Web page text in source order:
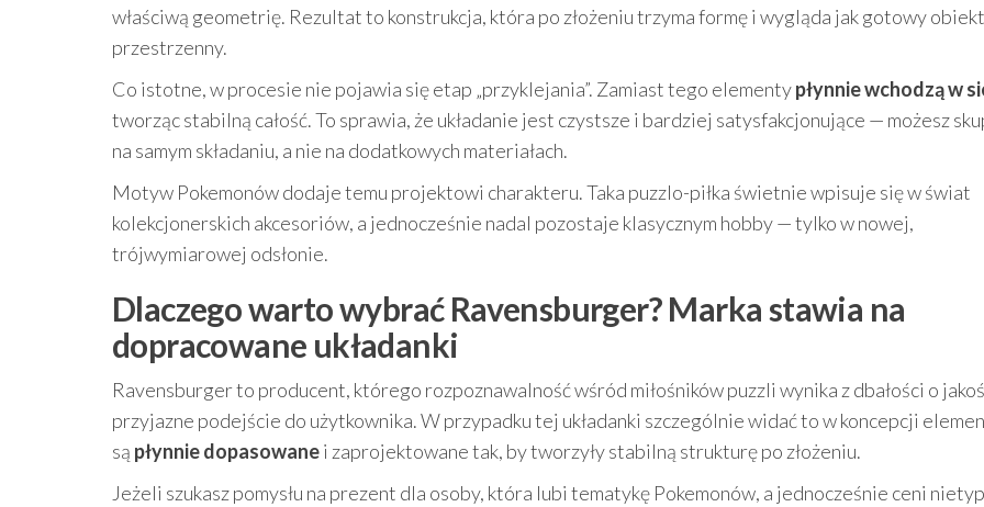
właściwą geometrię. Rezultat to konstrukcja, która po złożeniu trzyma formę i wygląda jak gotowy obiekt
przestrzenny.
Co istotne, w procesie nie pojawia się etap „przyklejania”. Zamiast tego elementypłynnie wchodzą w
tworząc stabilną całość. To sprawia, że układanie jest czystsze i bardziej satysfakcjonujące — możesz
na samym składaniu, a nie na dodatkowych materiałach.
Motyw Pokemonów dodaje temu projektowi charakteru. Taka puzzlo-piłka świetnie wpisuje się w świat
kolekcjonerskich akcesoriów, a jednocześnie nadal pozostaje klasycznym hobby — tylko w nowej,
trójwymiarowej odsłonie.
Dlaczego warto wybrać Ravensburger? Marka stawia na
dopracowane układanki
Ravensburger to producent, którego rozpoznawalność wśród miłośników puzzli wynika z dbałości o
przyjazne podejście do użytkownika. W przypadku tej układanki szczególnie widać to w koncepcji
są płynnie dopasowanei zaprojektowane tak, by tworzyły stabilną strukturę po złożeniu.
Jeżeli szukasz pomysłu na prezent dla osoby, która lubi tematykę Pokemonów, a jednocześnie ceni